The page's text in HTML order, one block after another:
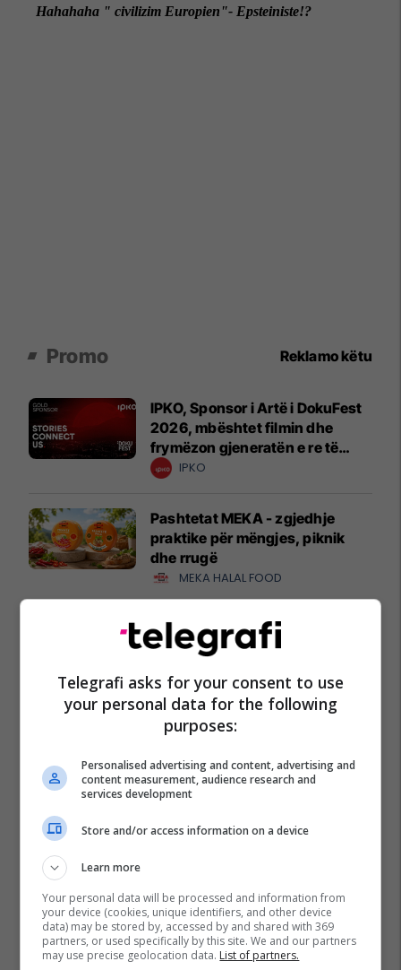
Promo Reklamo këtu
IPKO, Sponsor i Artë i DokuFest
2026, mbështet filmin dhe
frymëzon gjeneratën e re të
krijuesve
IPKO
Pashtetat MEKA - zgjedhje
praktike për mëngjes, piknik
dhe rrugë
MEKA HALAL FOOD
A po don me rrnu n’deti?
Kursimet mund t’ju sjellin një
Banka Ekonomike
Mësoni kujdesin shëndetësor
përmes përvojës praktike me
EduCare
Edu Care
Telegrafi asks for your consent to use
your personal data for the following
purposes:
Personalised advertising and content, advertising and
content measurement, audience research and
services development
Store and/or access information on a device
Learn more
Your personal data will be processed and information from
your device (cookies, unique identifiers, and other device
data) may be stored by, accessed by and shared with 369
partners, or used specifically by this site. We and our partners
may use precise geolocation data. List of partners.